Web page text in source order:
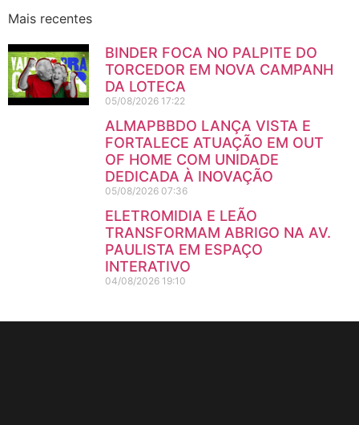
Mais recentes
BINDER FOCA NO PALPITE DO
TORCEDOR EM NOVA CAMPANHA
DA LOTECA
05/08/2026 17:22
ALMAPBBDO LANÇA VISTA E
FORTALECE ATUAÇÃO EM OUT
OF HOME COM UNIDADE
DEDICADA À INOVAÇÃO
05/08/2026 07:36
ELETROMIDIA E LEÃO
TRANSFORMAM ABRIGO NA AV.
PAULISTA EM ESPAÇO
INTERATIVO
04/08/2026 19:10